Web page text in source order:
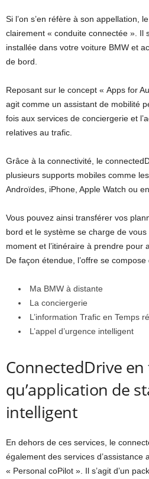
Si l’on s’en réfère à son appellation,
clairement « conduite connectée ». Il
installée dans votre voiture BMW et
de bord.
Reposant sur le concept « Apps for
agit comme un assistant de mobilité
fois aux services de conciergerie et
relatives au trafic.
Grâce à la connectivité, le
plusieurs supports mobiles comme
Androïdes, iPhone, Apple Watch ou
Vous pouvez ainsi transférer vos
bord et le système se charge de
moment et l’itinéraire à prendre pour
De façon étendue, l’offre se
Ma BMW à distante
La conciergerie
L’information Trafic en Temps
L’appel d’urgence intelligent
ConnectedDrive
qu’application de
intelligent
En dehors de ces services, le
également des services d’assistance
« Personal coPilot ». Il s’agit d’un